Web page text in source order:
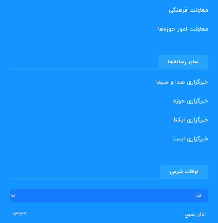
معاونت فرهنگی
معاونت امور حوزه‌ها
سایر رسانه‌ها
خبرگزاری صدا و سیما
خبرگزاری حوزه
خبرگزاری ایکنا
خبرگزاری ایسنا
اوقات شرعی
اذان صبح ۰۳:۴۹